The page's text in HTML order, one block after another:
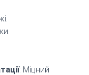
: Міцний